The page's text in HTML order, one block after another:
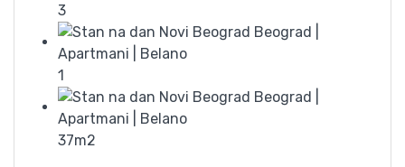
3
1
37m2